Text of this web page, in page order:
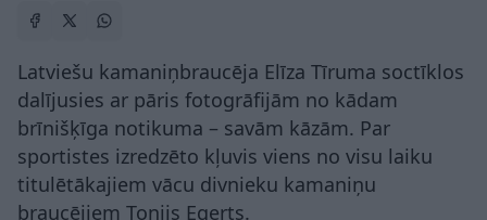
Latviešu kamaniņbraucēja Elīza Tīruma soctīklos
dalījusies ar pāris fotogrāfijām no kādam
brīnišķīga notikuma – savām kāzām. Par
sportistes izredzēto kļuvis viens no visu laiku
titulētākajiem vācu divnieku kamaniņu
braucējiem Tonijs Egerts.